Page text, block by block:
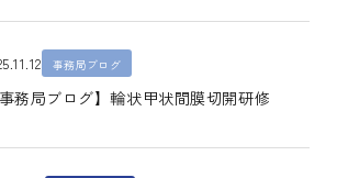
事務局ブログ
事務局ブログ】輪状甲状間膜切開研修